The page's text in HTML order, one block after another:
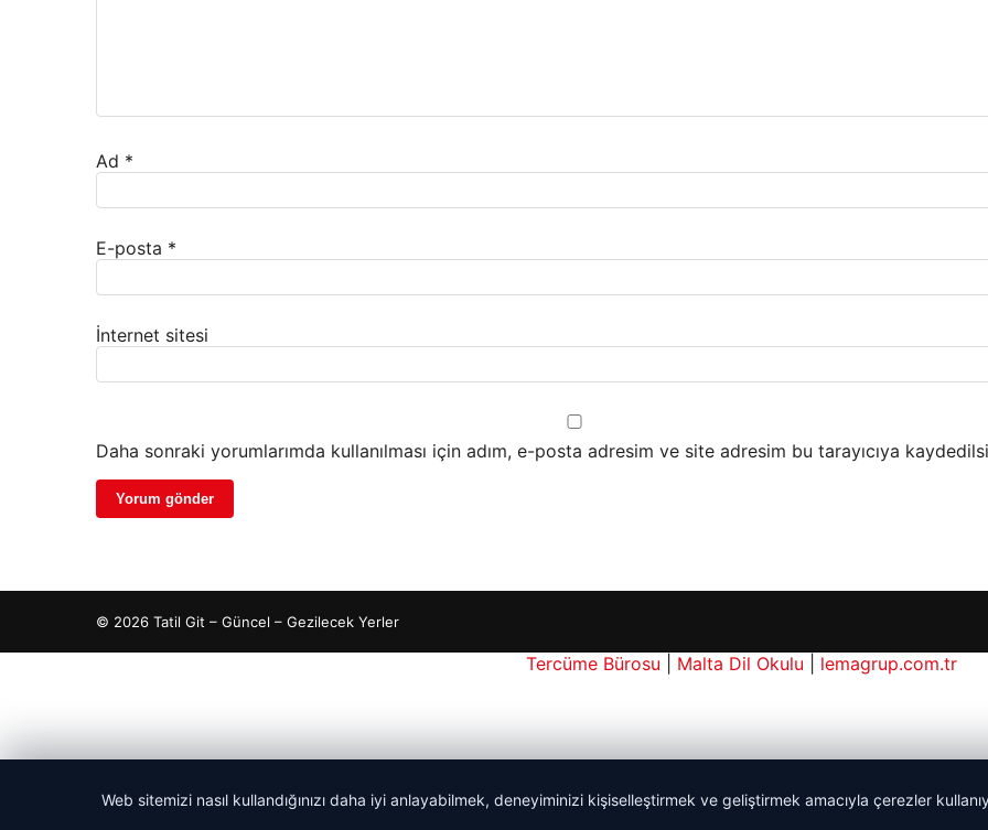
Ad *
E-posta *
İnternet sitesi
Daha sonraki yorumlarımda kullanılması için adım, e-posta adresim ve site adresim bu tarayıcıya
© 2026 Tatil Git – Güncel – Gezilecek Yerler
Web sitemizi nasıl kullandığınızı daha iyi anlayabilmek, deneyiminizi kişiselleştirmek ve geliştirmek amacıyla çerezler
Tercüme Bürosu Malta Dil Okulu
lemagrup.com.tr